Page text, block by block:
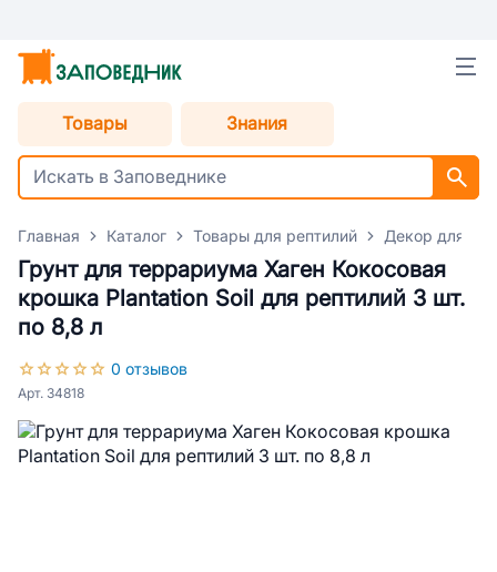
Товары Знания
Главная Каталог Товары для рептилий Декор для
Грунт для террариума Хаген Кокосовая
крошка Plantation Soil для рептилий 3 шт.
по 8,8 л
0 отзывов
Арт. 34818